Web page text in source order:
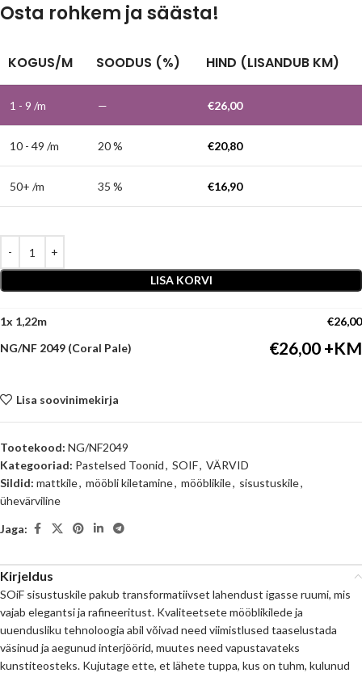
Osta rohkem ja säästa!
KOGUS/M SOODUS (%) HIND (LISANDUB KM)
1 - 9 /m — €26,00
10 - 49 /m 20 % €20,80
50+ /m 35 % €16,90
LISA KORVI
1x €26,00
NG/NF 2049 (Coral Pale)
€26,00
Lisa soovinimekirja
Tootekood: NG/NF2049
Kategooriad: Pastelsed Toonid, SOIF, VÄRVID
Sildid: mattkile, mööbli kiletamine, mööblikile, sisustuskile,
ühevärviline
Jaga:
Kirjeldus
SOiF sisustuskile pakub transformatiivset lahendust igasse ruumi, mis
vajab elegantsi ja rafineeritust. Kvaliteetsete mööblikilede ja
uuendusliku tehnoloogia abil võivad need viimistlused taaselustada
väsinud ja aegunud interjöörid, muutes need vapustavateks
kunstiteosteks. Kujutage ette, et lähete tuppa, kus on tuhm, kulunud